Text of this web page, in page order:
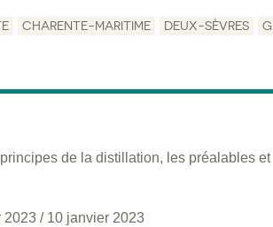
CHARENTE-MARITIME DEUX-SÈVRES
de la distillation, les préalables
2023 / 10 janvier 2023